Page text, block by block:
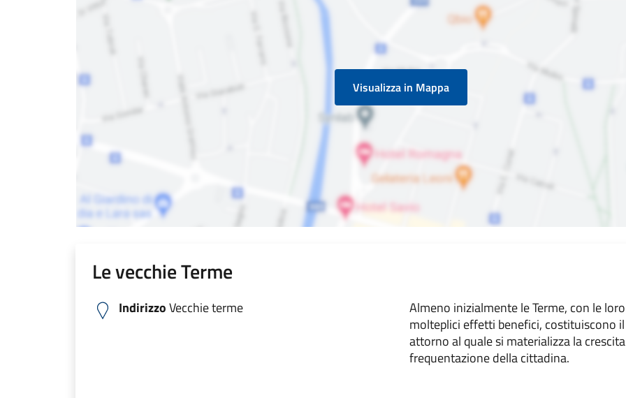
Visualizza in Mappa
Le vecchie Terme
IndirizzoVecchie terme
Almeno inizialmente le Terme, con le
molteplici effetti benefici, costituiscono
attorno al quale si materializza la
frequentazione della cittadina.